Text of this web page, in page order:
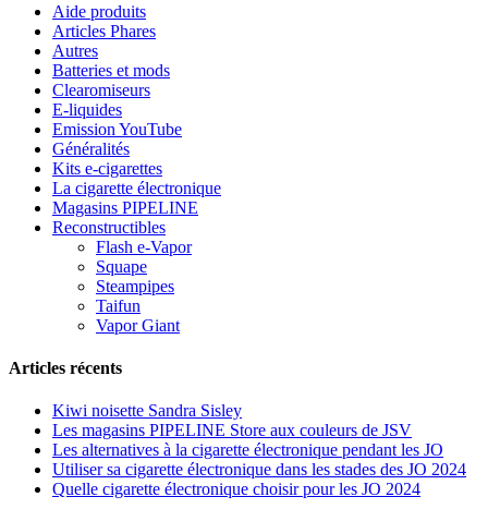
Aide produits
Articles Phares
Autres
Batteries et mods
Clearomiseurs
E-liquides
Emission YouTube
Généralités
Kits e-cigarettes
La cigarette électronique
Magasins PIPELINE
Reconstructibles
Flash e-Vapor
Squape
Steampipes
Taifun
Vapor Giant
Articles récents
Kiwi noisette Sandra Sisley
Les magasins PIPELINE Store aux couleurs de JSV
Les alternatives à la cigarette électronique pendant les JO
Utiliser sa cigarette électronique dans les stades des JO 2024
Quelle cigarette électronique choisir pour les JO 2024